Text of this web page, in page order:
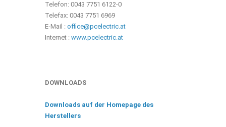
Telefon: 0043 7751 6122-0
Telefax: 0043 7751 6969
E-Mail : office@pcelectric.at
Internet : www.pcelectric.at
DOWNLOADS
Downloads auf der Homepage des
Herstellers